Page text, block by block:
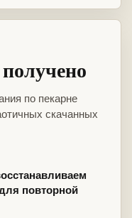
по пекарне
скачанных
повторной